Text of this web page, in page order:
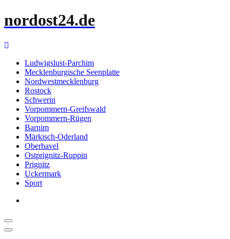
Inhalt
nordost24.de
Ludwigslust-Parchim
Mecklenburgische Seenplatte
Nordwestmecklenburg
Rostock
Schwerin
Vorpommern-Greifswald
Vorpommern-Rügen
Barnim
Märkisch-Oderland
Oberhavel
Ostprignitz-Ruppin
Prignitz
Uckermark
Sport